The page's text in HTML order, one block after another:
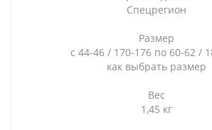
Спецрегион
Размер
с 44-46 / 170-176 по 60-62 /
как выбрать размер
Вес
1,45 кг